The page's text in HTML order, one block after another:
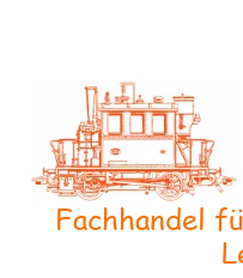
Fachhandel